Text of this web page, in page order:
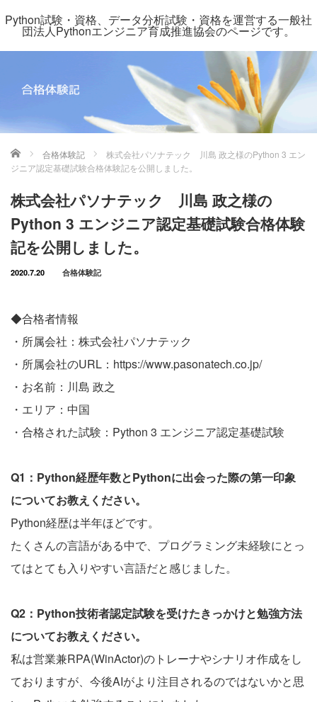
Python試験・資格、データ分析試験・資格を運営する一般社
団法人Pythonエンジニア育成推進協会のページです。
ホーム 合格体験記
株式会社パソナテック 川島 政之様のPython 3 エン
ジニア認定基礎試験合格体験記を公開しました。
株式会社パソナテック 川島 政之様の
Python 3 エンジニア認定基礎試験合格体験
記を公開しました。
2020.7.20 合格体験記
◆合格者情報
・所属会社：株式会社パソナテック
・所属会社のURL： https://www.pasonatech.co.jp/
・お名前：川島 政之
・エリア：中国
・合格された試験：Python 3 エンジニア認定基礎試験
Q1：Python経歴年数とPythonに出会った際の第一印象
についてお教えください。
Python経歴は半年ほどです。
たくさんの言語がある中で、プログラミング未経験にとっ
てはとても入りやすい言語だと感じました。
Q2：Python技術者認定試験を受けたきっかけと勉強方法
についてお教えください。
私は営業兼RPA(WinActor)のトレーナやシナリオ作成をし
ておりますが、今後AIがより注目されるのではないかと思